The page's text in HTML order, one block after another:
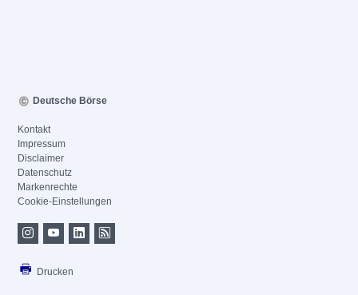
Deutsche Börse
Kontakt
Impressum
Disclaimer
Datenschutz
Markenrechte
Cookie-Einstellungen
Drucken